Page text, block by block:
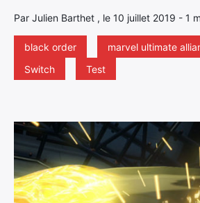
Par Julien Barthet , le 10 juillet 2019 - 1
black order marvel ultimate
Switch
Test